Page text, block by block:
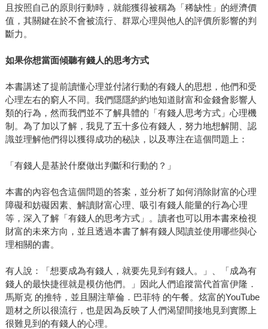
且按照自己的原則行動時，就能獲得被稱為「稀缺性」的經濟價
值，其關鍵在於不會被流行、群眾心理與他人的評價所影響的判
斷力。
如果你想當面傾聽有錢人的思考方式
本書講述了提前讀懂心理並付諸行動的有錢人的思想，他們和受
心理左右的窮人不同。我們隱隱約約地知道財富和金錢會影響人
類的行為，然而我們並不了解具體的「有錢人思考方式」心理機
制。為了加以了解，我見了五十多位有錢人，努力地想解開、認
識並理解他們得以獲得成功的秘訣，以及專注在這個問題上：
「有錢人是基於什麼做出判斷和行動的？」
本書的內容包含這個問題的答案，並分析了如何消除財富的心理
障礙和妨礙因素、解讀財富心理、吸引有錢人能量的行為心理
等，深入了解「有錢人的思考方式」。讀者也可以用本書來檢視
財富的未來方向，並且透過本書了解有錢人閱讀並使用哪些與心
理相關的書。
有人說：「想要成為有錢人，就要先見到有錢人。」、「成為有
錢人的最快捷徑就是模仿他們。」因此人們追蹤當代首富伊隆．
馬斯克 的推特，並且關注華倫．巴菲特 的午餐。炫富的YouTube
題材之所以很流行，也是因為反映了人們渴望間接地見到實際上
很難見到的有錢人的心理。